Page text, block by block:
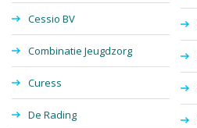
Cessio BV
Combinatie Jeugdzorg
Curess
De Rading